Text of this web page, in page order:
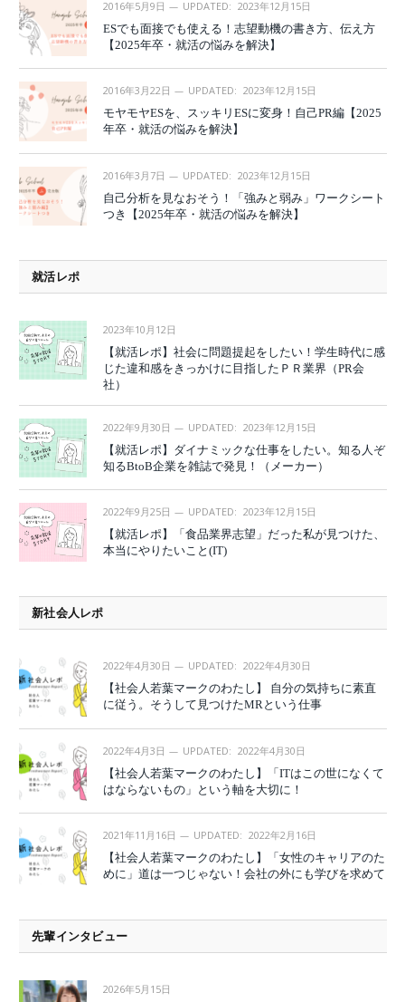
2016年5月9日 UPDATED: 2023年12月15日
ESでも面接でも使える！志望動機の書き方、伝え方
【2025年卒・就活の悩みを解決】
2016年3月22日 UPDATED: 2023年12月15日
モヤモヤESを、スッキリESに変身！自己PR編【2025
年卒・就活の悩みを解決】
2016年3月7日 UPDATED: 2023年12月15日
自己分析を見なおそう！「強みと弱み」ワークシート
つき【2025年卒・就活の悩みを解決】
就活レポ
2023年10月12日
【就活レポ】社会に問題提起をしたい！学生時代に感
じた違和感をきっかけに目指したＰＲ業界（PR会
社）
2022年9月30日 UPDATED: 2023年12月15日
【就活レポ】ダイナミックな仕事をしたい。知る人ぞ
知るBtoB企業を雑誌で発見！（メーカー）
2022年9月25日 UPDATED: 2023年12月15日
【就活レポ】「食品業界志望」だった私が見つけた、
本当にやりたいこと(IT)
新社会人レポ
2022年4月30日 UPDATED: 2022年4月30日
【社会人若葉マークのわたし】 自分の気持ちに素直
に従う。そうして見つけたMRという仕事
2022年4月3日 UPDATED: 2022年4月30日
【社会人若葉マークのわたし】「ITはこの世になくて
はならないもの」という軸を大切に！
2021年11月16日 UPDATED: 2022年2月16日
【社会人若葉マークのわたし】「女性のキャリアのた
めに」道は一つじゃない！会社の外にも学びを求めて
先輩インタビュー
2026年5月15日